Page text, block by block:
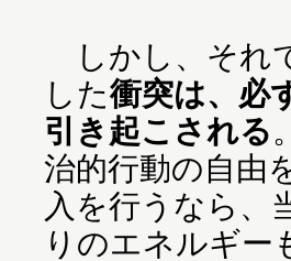
しかし、それ
した衝突は、必
引き起こされる
治的行動の自由
入を行うなら、
りのエネルギー